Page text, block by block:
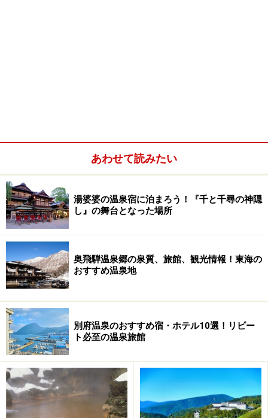
あわせて読みたい
湯婆婆の温泉宿に泊まろう！『千と千尋の神隠
し』の舞台となった場所
奥飛騨温泉郷の泉質、旅館、観光情報！東海の
おすすめ温泉地
別府温泉のおすすめ宿・ホテル10選！リピー
ト必至の温泉旅館